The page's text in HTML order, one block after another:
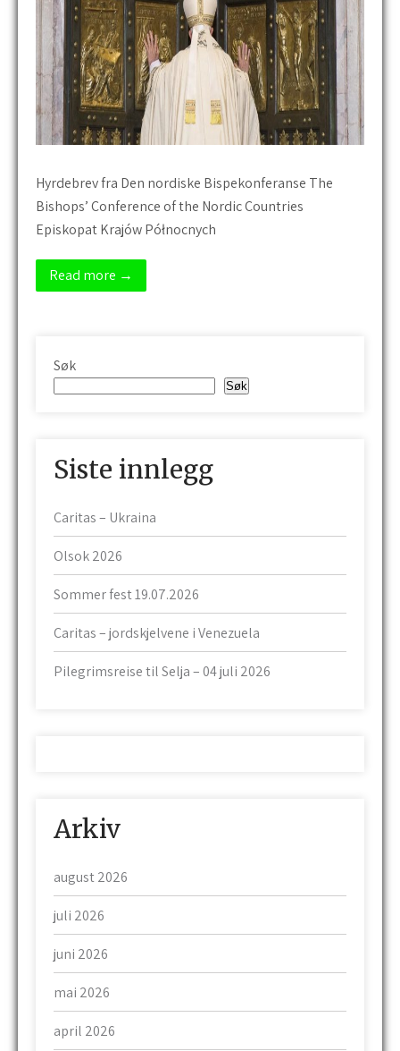
Hyrdebrev fra Den nordiske Bispekonferanse The
Bishops’ Conference of the Nordic Countries
Episkopat Krajów Północnych
Read more →
Søk
Søk
Siste innlegg
Caritas – Ukraina
Olsok 2026
Sommer fest 19.07.2026
Caritas – jordskjelvene i Venezuela
Pilegrimsreise til Selja – 04 juli 2026
Arkiv
august 2026
juli 2026
juni 2026
mai 2026
april 2026